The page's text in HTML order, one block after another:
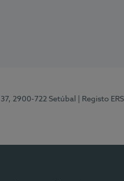
2900-722 Setúbal | Registo